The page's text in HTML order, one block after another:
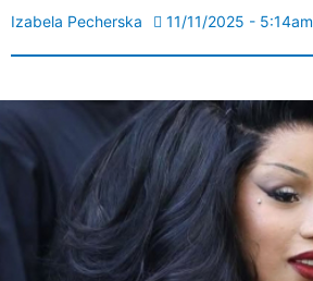
Izabela Pecherska 11/11/2025 - 5:14am